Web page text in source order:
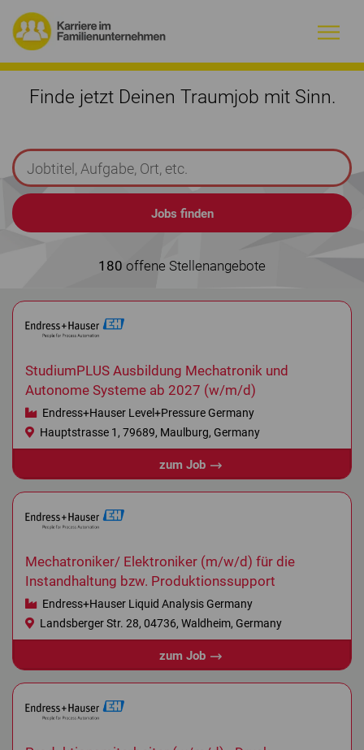
Warum Familienunternehmen?
Jobs
Magazin
Kontakt
Finde jetzt Deinen Traumjob mit Sinn.
180 offene Stellenangebote
StudiumPLUS Ausbildung Mechatronik und
Autonome Systeme ab 2027 (w/m/d)
Endress+Hauser Level+Pressure Germany
Hauptstrasse 1, 79689, Maulburg, Germany
zum Job
Mechatroniker/ Elektroniker (m/w/d) für die
Instandhaltung bzw. Produktionssupport
Endress+Hauser Liquid Analysis Germany
Landsberger Str. 28, 04736, Waldheim, Germany
zum Job